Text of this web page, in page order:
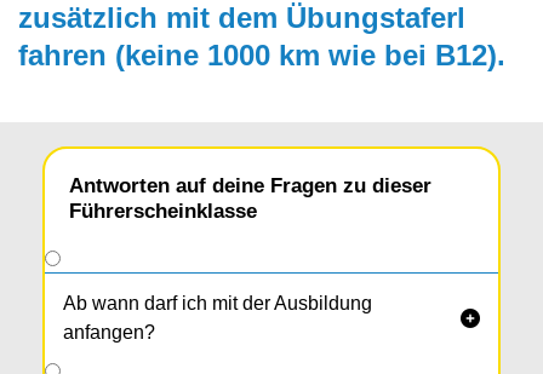
zusätzlich mit dem Übungs­taferl
fahren (keine 1000 km wie bei B12).
Antworten auf deine Fragen zu dieser
Führerscheinklasse
Ab wann darf ich mit der Ausbildung
anfangen?
